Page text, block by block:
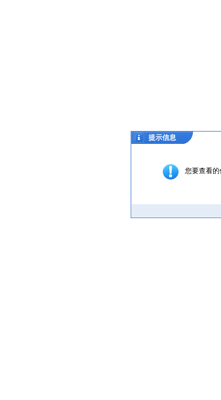
提示信息
您要查看